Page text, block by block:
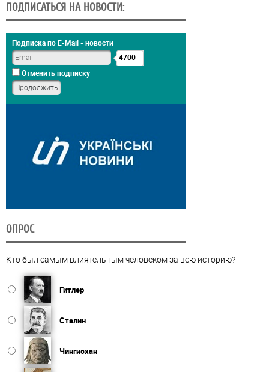
ПОДПИСАТЬСЯ НА НОВОСТИ:
Подписка по E-Mail - новости
4700
Отменить подписку
ОПРОС
Кто был самым влиятельным человеком за всю историю?
Гитлер
Сталин
Чингисхан